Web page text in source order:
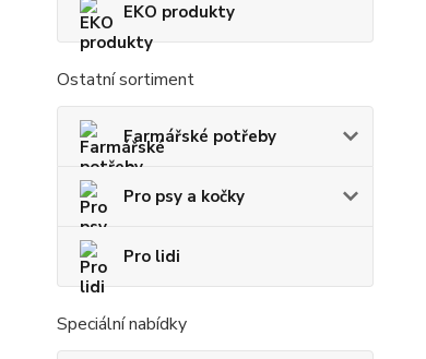
EKO produkty
Ostatní sortiment
Farmářské potřeby
Pro psy a kočky
Pro lidi
Speciální nabídky